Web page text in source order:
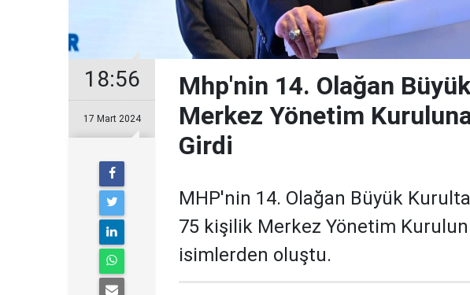
18:56
17 Mart 2024
Mhp'nin 14. Olağan
Merkez Yönetim
Girdi
MHP'nin 14. Olağan Büyük
75 kişilik Merkez Yönetim
isimlerden oluştu.